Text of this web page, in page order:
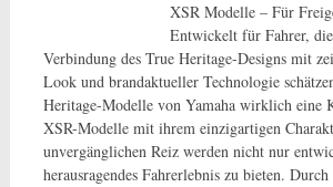
XSR Modelle – Für
Entwickelt für Fahrer,
Verbindung des True Heritage-Designs mit
Look und brandaktueller Technologie
Heritage-Modelle von Yamaha wirklich eine
XSR-Modelle mit ihrem einzigartigen
unvergänglichen Reiz werden nicht nur
herausragendes Fahrerlebnis zu bieten.